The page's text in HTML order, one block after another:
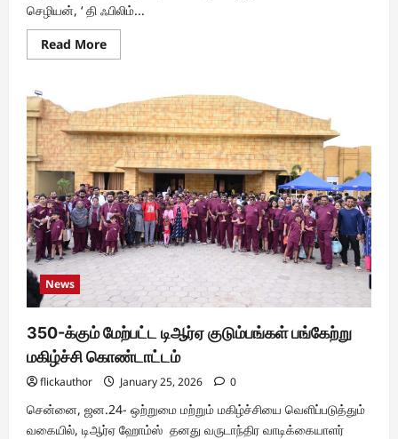
செழியன், ‘ தி ஃபிலிம்...
Read MoreRead
more
ஃபிலிம்
ஸ்கூல்’
மாணவ
படைப்பாளிகளின்
34
திரைப்படங்கள்
–
இயக்குநர்கள்
அறிமுக
விழா
News
350-க்கும் மேற்பட்ட டிஆர்ஏ குடும்பங்கள் பங்கேற்று
மகிழ்ச்சி கொண்டாட்டம்
flickauthor January 25, 2026 0
சென்னை, ஜன.24- ஒற்றுமை மற்றும் மகிழ்ச்சியை வெளிப்படுத்தும்
வகையில், டிஆர்ஏ ஹோம்ஸ் தனது வருடாந்திர வாடிக்கையாளர்